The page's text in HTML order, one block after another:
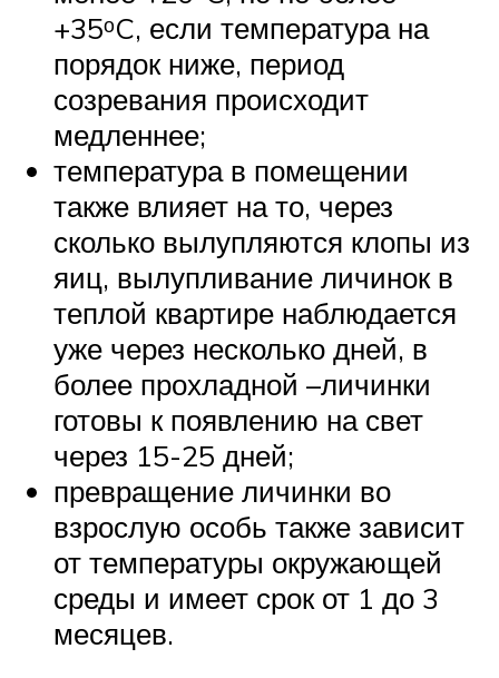
+35ᵒC, если температура на
порядок ниже, период
созревания происходит
медленнее;
температура в помещении
также влияет на то, через
сколько вылупляются клопы из
яиц, вылупливание личинок в
теплой квартире наблюдается
уже через несколько дней, в
более прохладной –личинки
готовы к появлению на свет
через 15-25 дней;
превращение личинки во
взрослую особь также зависит
от температуры окружающей
среды и имеет срок от 1 до 3
месяцев.